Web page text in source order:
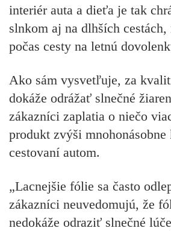
interiér auta a dieťa je tak
slnkom aj na dlhších
počas cesty na letnú
Ako sám vysvetľuje, za
dokáže odrážať slnečné
zákazníci zaplatia o niečo
produkt zvýši
cestovaní autom.
„Lacnejšie fólie sa často
zákazníci neuvedomujú, že
nedokáže odraziť slnečné